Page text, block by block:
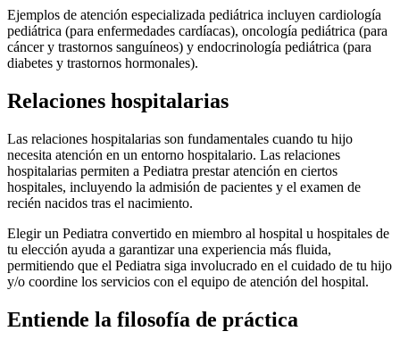
Ejemplos de atención especializada pediátrica incluyen cardiología
pediátrica (para enfermedades cardíacas), oncología pediátrica (para
cáncer y trastornos sanguíneos) y endocrinología pediátrica (para
diabetes y trastornos hormonales).
Relaciones hospitalarias
Las relaciones hospitalarias son fundamentales cuando tu hijo
necesita atención en un entorno hospitalario. Las relaciones
hospitalarias permiten a Pediatra prestar atención en ciertos
hospitales, incluyendo la admisión de pacientes y el examen de
recién nacidos tras el nacimiento.
Elegir un Pediatra convertido en miembro al hospital u hospitales de
tu elección ayuda a garantizar una experiencia más fluida,
permitiendo que el Pediatra siga involucrado en el cuidado de tu hijo
y/o coordine los servicios con el equipo de atención del hospital.
Entiende la filosofía de práctica